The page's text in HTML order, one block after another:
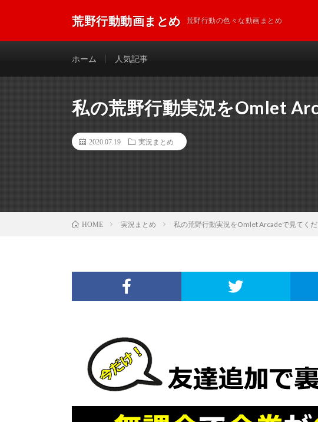
荒野行動動画まとめ 荒野行動の色々な動画まとめ
ホーム 人気記事
私の荒野行動実況をOmlet
2020.07.19 実況まとめ
HOME 実況まとめ 私の荒野行動実況をOmlet Arcadeで見てくだ